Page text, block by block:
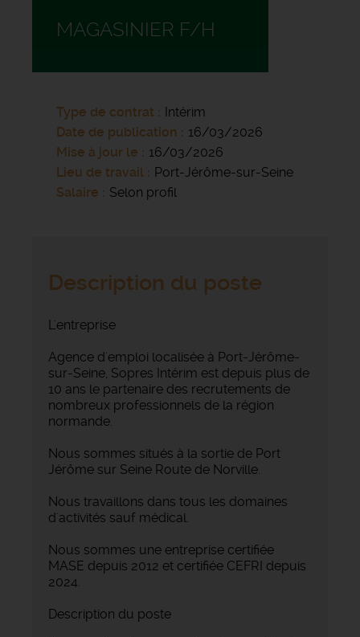
MAGASINIER F/H
Type de contrat
Intérim
Date de publication
16/03/2026
Mise à jour le
16/03/2026
Lieu de travail
Port-Jérôme-sur-Seine
Salaire
Selon profil
Description du poste
L'entreprise
Agence d'emploi localisée à Port-Jérôme-
sur-Seine, Sopres Intérim est depuis plus de
10 ans le partenaire des recrutements de
nombreux professionnels de la région
normande.
Nous sommes situés à la sortie de Port
Jérôme sur Seine Route de Norville.
Nous travaillons dans tous les domaines
d'activités sauf médical.
Nous sommes une entreprise certifiée
MASE depuis 2012 et certifiée CEFRI depuis
2024.
Description du poste